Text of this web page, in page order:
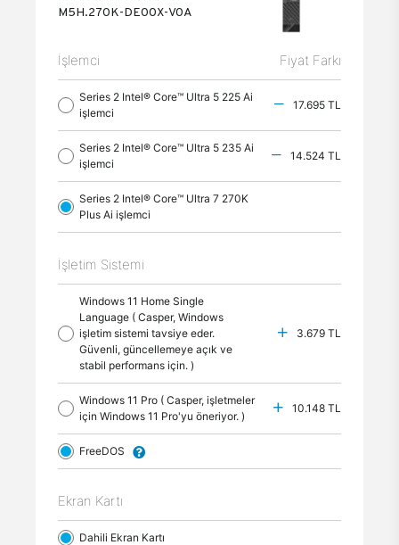
M5H.270K-DE00X-V0A
İşlemci Fiyat Farkı
Series 2 Intel® Core™ Ultra 5 225 Ai
işlemci
17.695 TL
Series 2 Intel® Core™ Ultra 5 235 Ai
işlemci
14.524 TL
Series 2 Intel® Core™ Ultra 7 270K
Plus Ai işlemci
İşletim Sistemi
Windows 11 Home Single
Language ( Casper, Windows
işletim sistemi tavsiye eder.
Güvenli, güncellemeye açık ve
stabil performans için. )
3.679 TL
Windows 11 Pro ( Casper, işletmeler
için Windows 11 Pro'yu öneriyor. )
10.148 TL
FreeDOS
Ekran Kartı
Dahili Ekran Kartı